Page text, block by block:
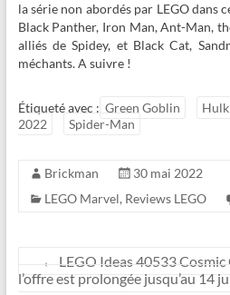
la série non abordés par LEGO dans
Black Panther, Iron Man, Ant-Man,
alliés de Spidey, et Black Cat,
méchants. A suivre !
Étiqueté avec : Green Goblin Hulk
2022
Spider-Man
Brickman
30 mai 2022
LEGO Marvel, Reviews LEGO
←
LEGO Ideas 40533
l’offre est prolongée jusqu’au 14